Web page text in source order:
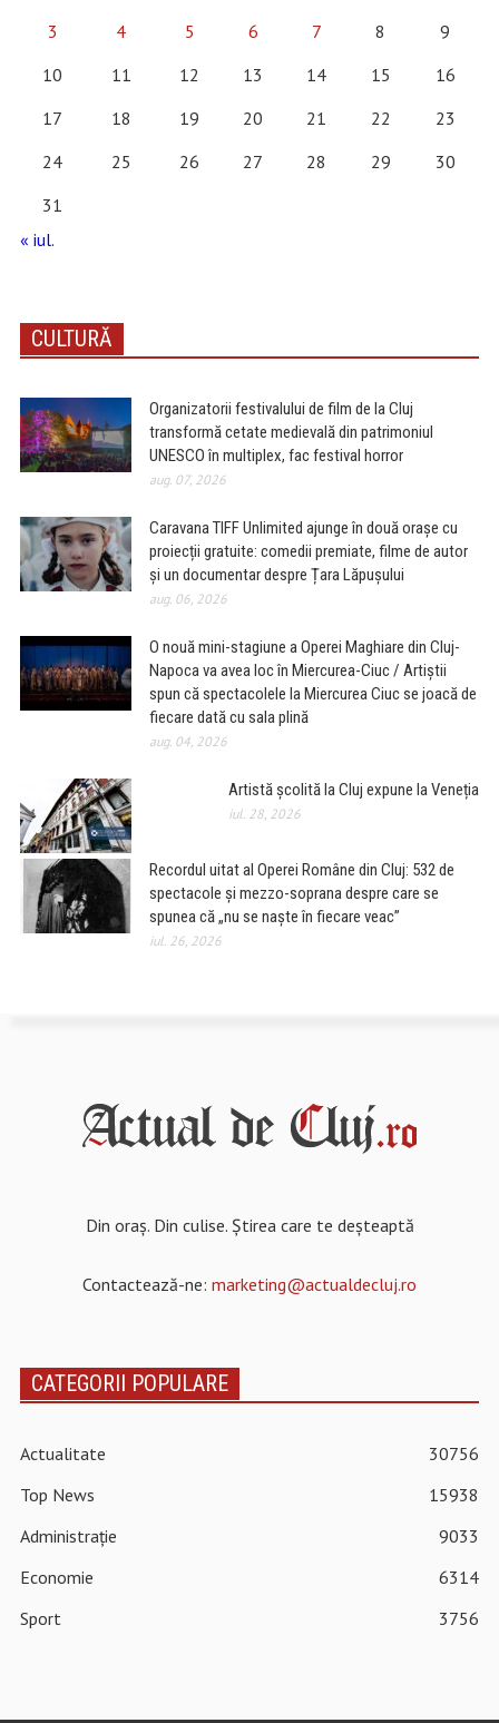
3
4 5 6 7 8
9
10
11 12 13 14 15
16
17
18 19 20 21 22
23
24
25 26 27 28 29
30
31
« iul.
CULTURĂ
Organizatorii festivalului de film de la Cluj
transformă cetate medievală din patrimoniul
UNESCO în multiplex, fac festival horror
aug. 07, 2026
Caravana TIFF Unlimited ajunge în două orașe cu
proiecții gratuite: comedii premiate, filme de autor
și un documentar despre Țara Lăpușului
aug. 06, 2026
O nouă mini-stagiune a Operei Maghiare din Cluj-
Napoca va avea loc în Miercurea-Ciuc / Artiștii
spun că spectacolele la Miercurea Ciuc se joacă de
fiecare dată cu sala plină
aug. 04, 2026
Artistă școlită la Cluj expune la Veneția
iul. 28, 2026
Recordul uitat al Operei Române din Cluj: 532 de
spectacole și mezzo-soprana despre care se
spunea că „nu se naște în fiecare veac”
iul. 26, 2026
Din oraș. Din culise. Știrea care te deșteaptă
Contactează-ne: marketing@actualdecluj.ro
CATEGORII POPULARE
Actualitate
30756
Top News
15938
Administrație
9033
Economie
6314
Sport
3756